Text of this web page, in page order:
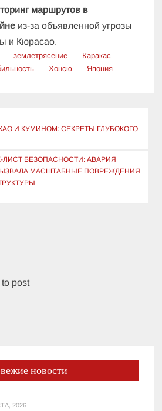
маршрутов в
из-за объявленной угрозы
и Кюрасао.
землетрясение
Каракас
Хонсю Япония
И КУМИНОМ: СЕКРЕТЫ ГЛУБОКОГО
БЕЗОПАСНОСТИ: АВАРИЯ
МАСШТАБНЫЕ ПОВРЕЖДЕНИЯ
post
новости
2026